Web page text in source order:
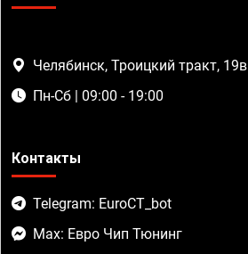
Челябинск, Троицкий тракт, 19в
Пн-Сб | 09:00 - 19:00
Контакты
Telegram: EuroCT_bot
Max: Евро Чип Тюнинг